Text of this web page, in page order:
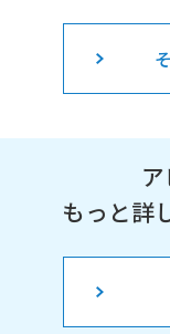
もっと詳